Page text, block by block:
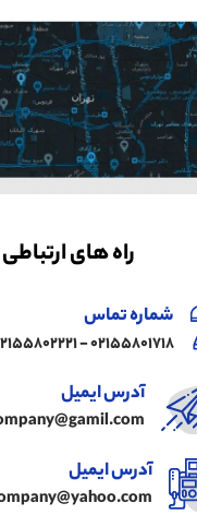
راه های ارتباطی
شماره تماس
02155801718 - 02155802221 - 02155801514
آدرس ایمیل
آدرس ایمیل